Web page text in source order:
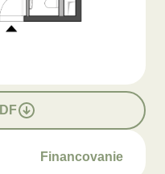
Financovanie